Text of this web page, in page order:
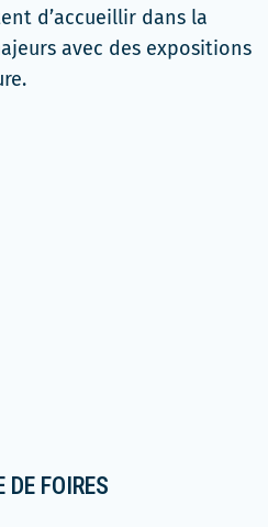
d’accueillir dans la
avec des expositions
DE FOIRES